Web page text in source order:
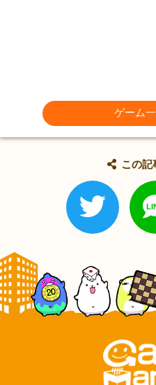
ゲーム
この記